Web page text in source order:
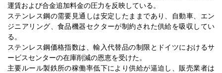
運賃および合金追加料金の圧力を反映している。
ステンレス鋼の需要見通しは安定したままであり、自動車、エン
ジニアリング、食品機器セクターが制約された供給を吸収してい
る。
ステンレス鋼価格指数は、輸入代替品の制限とドイツにおけるサ
ービスセンターの在庫削減の恩恵を受けた。
主要ルール製鉄所の稼働率低下により供給が逼迫し、販売業者は